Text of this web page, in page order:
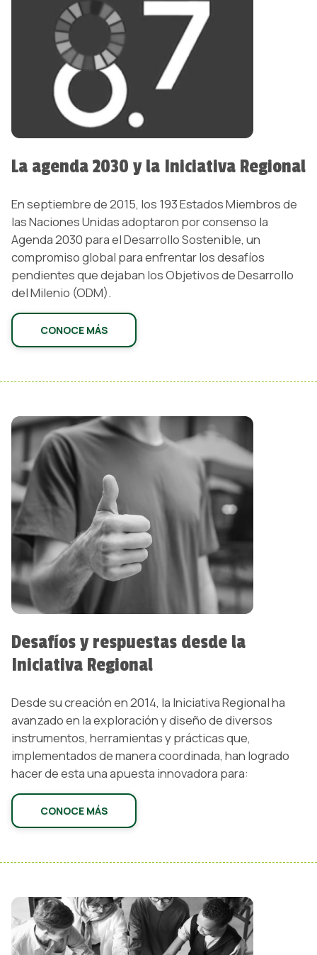
La agenda 2030 y la Iniciativa Regional
En septiembre de 2015, los 193 Estados Miembros de
las Naciones Unidas adoptaron por consenso la
Agenda 2030 para el Desarrollo Sostenible, un
compromiso global para enfrentar los desafíos
pendientes que dejaban los Objetivos de Desarrollo
del Milenio (ODM).
CONOCE MÁS
Desafíos y respuestas desde la
Iniciativa Regional
Desde su creación en 2014, la Iniciativa Regional ha
avanzado en la exploración y diseño de diversos
instrumentos, herramientas y prácticas que,
implementados de manera coordinada, han logrado
hacer de esta una apuesta innovadora para:
CONOCE MÁS